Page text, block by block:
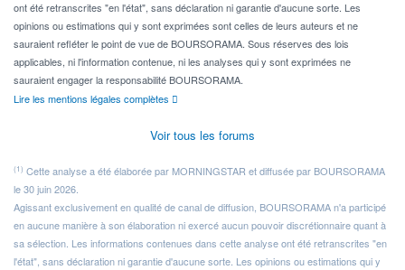
ont été retranscrites "en l'état", sans déclaration ni garantie d'aucune sorte. Les
opinions ou estimations qui y sont exprimées sont celles de leurs auteurs et ne
sauraient refléter le point de vue de BOURSORAMA. Sous réserves des lois
applicables, ni l'information contenue, ni les analyses qui y sont exprimées ne
sauraient engager la responsabilité BOURSORAMA.
Lire les mentions légales complètes
Voir tous les forums
(1) Cette analyse a été élaborée par MORNINGSTAR et diffusée par BOURSORAMA
le 30 juin 2026.
Agissant exclusivement en qualité de canal de diffusion, BOURSORAMA n'a participé
en aucune manière à son élaboration ni exercé aucun pouvoir discrétionnaire quant à
sa sélection. Les informations contenues dans cette analyse ont été retranscrites "en
l'état", sans déclaration ni garantie d'aucune sorte. Les opinions ou estimations qui y